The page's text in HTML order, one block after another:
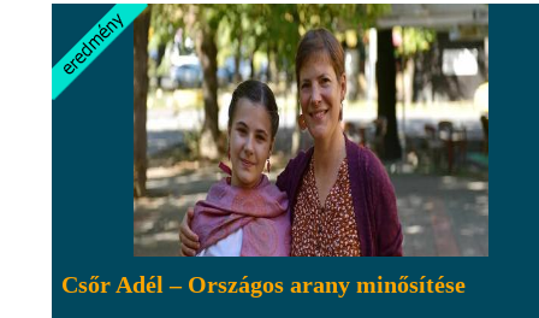
Csőr Adél – Országos arany minősítése